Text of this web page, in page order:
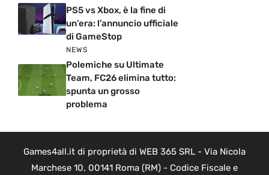
PS5 vs Xbox, è la fine di
un’era: l’annuncio ufficiale
di GameStop
NEWS
Polemiche su Ultimate
Team, FC26 elimina tutto:
spunta un grosso
problema
Games4all.it di proprietà di WEB 365 SRL - Via Nicola
Marchese 10, 00141 Roma (RM) - Codice Fiscale e